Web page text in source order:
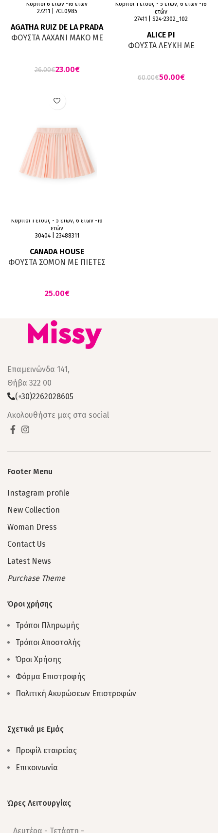
Κορίτσι 6 ετών -16 ετών
27211 | 7CL0985
AGATHA RUIZ DE LA PRADA
ΦΟΥΣΤΑ ΛΑΧΑΝΙ ΜΑΚΟ ΜΕ
26.00€23.00€
Κορίτσι 1 έτους - 5 ετών, 6 ετών -16
ετών
27411 | S24-2302_102
ALICE PI
ΦΟΥΣΤΑ ΛΕΥΚΗ ΜΕ
60.00€50.00€
Κορίτσι 1 έτους - 5 ετών, 6 ετών -16
ετών
30404 | 23488311
CANADA HOUSE
ΦΟΥΣΤΑ ΣΟΜΟΝ ΜΕ ΠΙΕΤΕΣ
€
Επαμεινώνδα 141,
Θήβα 322 00
(+30)2262028605
Ακολουθήστε μας στα social
Footer Menu
Instagram profile
New Collection
Woman Dress
Contact Us
Latest News
Purchase Theme
Όροι χρήσης
Τρόποι Πληρωμής
Τρόποι Αποστολής
Όροι Χρήσης
Φόρμα Επιστροφής
Πολιτική Ακυρώσεων Επιστροφών
Σχετικά με Εμάς
Προφίλ εταιρείας
Επικοινωνία
Ώρες Λειτουργίας
Δευτέρα - Τετάρτη -